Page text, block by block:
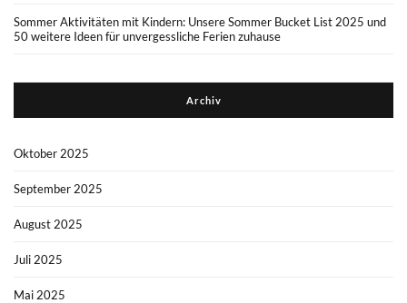
Sommer Aktivitäten mit Kindern: Unsere Sommer Bucket List 2025 und
50 weitere Ideen für unvergessliche Ferien zuhause
Archiv
Oktober 2025
September 2025
August 2025
Juli 2025
Mai 2025